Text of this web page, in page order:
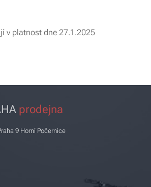
v platnost dne 27.1.2025
prodejna
9 Horní Počernice